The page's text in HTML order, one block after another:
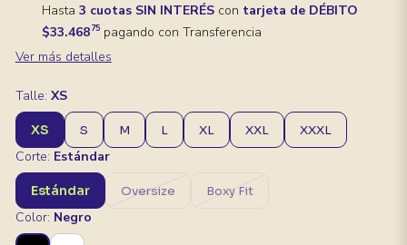
Hasta 3 cuotas SIN INTERÉScon tarjeta de DÉBITO
$33.46875pagando con Transferencia
Ver más detalles
Talle: XS
XS S M L XL XXL XXXL
Corte: Estándar
Estándar Oversize Boxy Fit
Color: Negro